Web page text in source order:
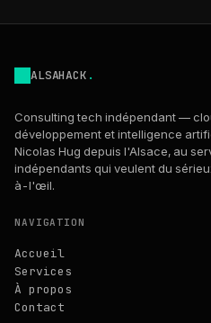
ALSAHACK .
Consulting tech indépendant —
développement et intelligence
Nicolas Hug depuis l'Alsace, au
indépendants qui veulent du
à-l'œil.
NAVIGATION
Accueil
Services
À propos
Contact